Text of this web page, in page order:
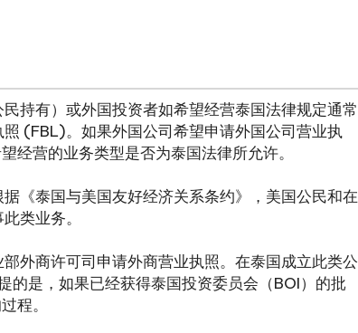
持有）或外国投资者如希望经营泰国法律规定通常
(FBL)。如果外国公司希望申请外国公司营业执
经营的业务类型是否为泰国法律所允许。
《泰国与美国友好经济关系条约》，美国公民和在
类业务。
外商许可司申请外商营业执照。在泰国成立此类公
是，如果已经获得泰国投资委员会（BOI）的批
程。